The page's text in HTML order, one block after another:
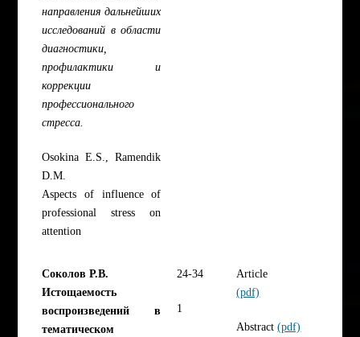
направления дальнейших
исследований в области
диагностики,
профилактики и
коррекции
профессионального
стресса.
Osokina E.S., Ramendik
D.M.
Aspects of influence of
professional stress on
attention
Соколов Р.В.
Истощаемость
воспроизведений в
тематическом
24-34
1
Article
(pdf)
Abstract(pdf)